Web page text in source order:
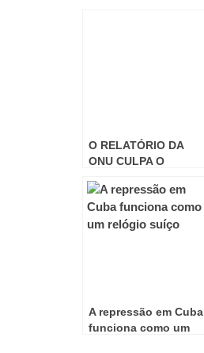
O RELATÓRIO DA
ONU CULPA O
BASHAR al-ASSAD
DA UTILIZAÇÃO DE
GÁS SARIN
A repressão em Cuba
funciona como um